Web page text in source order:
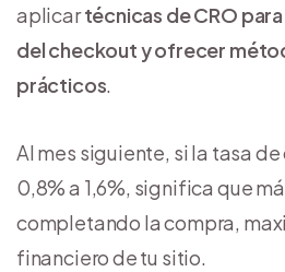
aplicartécnicas de CRO
del checkout y ofrecer
prácticos.
Al mes siguiente, si la tasa
0,8% a 1,6%, significa que
completando la compra,
financiero de tu sitio.